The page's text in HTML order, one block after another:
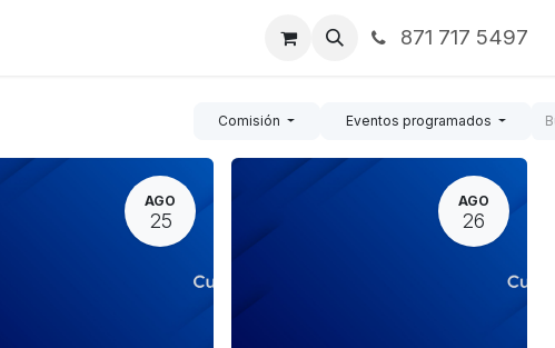
Noticias Contáctenos871 717 5497
Comisión Eventos programados
AGO
25
AGO
26